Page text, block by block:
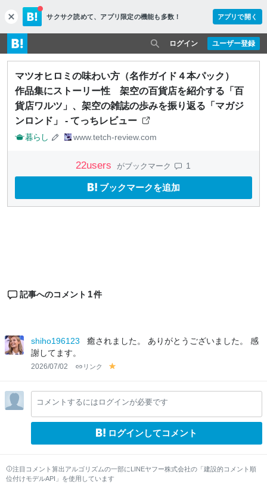
c
l
o
s
e
サクサク読めて、 アプリ限定の機能も多数！ アプリで開く
ユーザー登録
ログイン
マツオヒロミの味わい方（名作ガイド４本パック）
作品集にストーリー性 架空の百貨店を紹介する「百
貨店ワルツ」、架空の雑誌の歩みを振り返る「マガジ
ンロンド」 - てっちレビュー
暮らし www.tetch-review.com
22users がブックマーク 1
ブックマークを追加
記事へのコメント 1件
shiho196123
癒されました。 ありがとうございました。 感
謝してます。
2026/07/02 リンク
lo
w
コメントするにはログインが必要です
ログインしてコメント
注目コメント算出アルゴリズムの一部にLINEヤフー株式会社の「建設的コメント順
位付けモデルAPI」を使用しています